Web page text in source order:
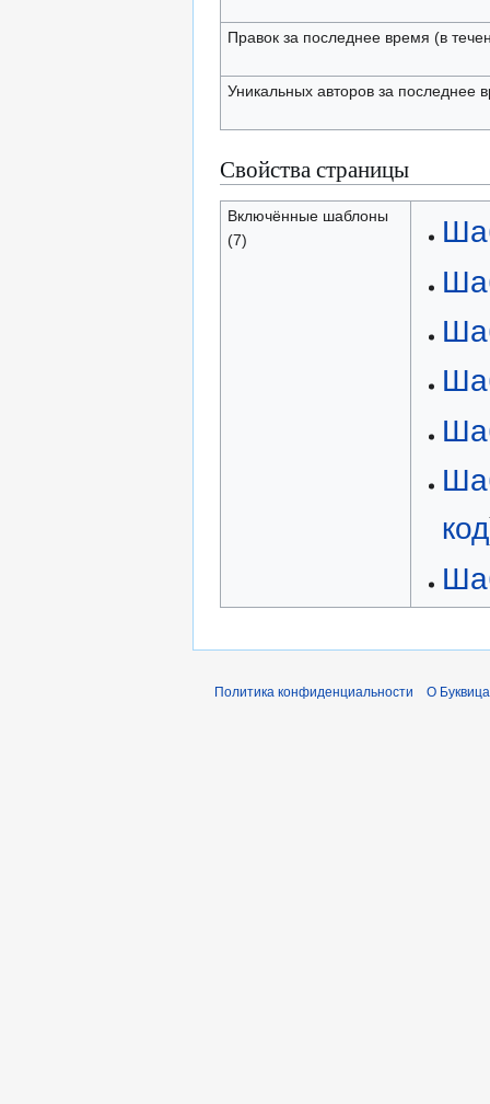
Правок за последнее время (в
Уникальных авторов за последнее
Свойства страницы
Включённые шаблоны
(7)
код
Политика конфиденциальности О Буквица